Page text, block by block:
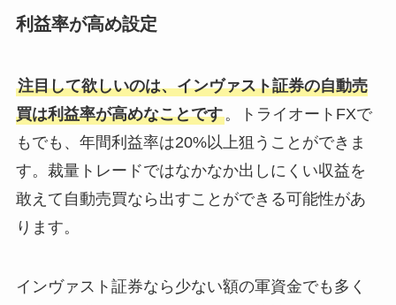
利益率が高め設定
注目して欲しいのは、インヴァスト証券の自動売
買は利益率が高めなことです。トライオートFXで
もでも、年間利益率は20%以上狙うことができま
す。裁量トレードではなかなか出しにくい収益を
敢えて自動売買なら出すことができる可能性があ
ります。
インヴァスト証券なら少ない額の軍資金でも多く